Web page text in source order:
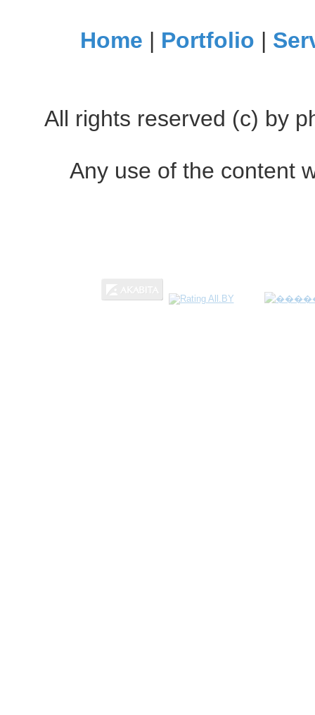
Home | Portfolio |
All rights reserved (c) by
Any use of the content